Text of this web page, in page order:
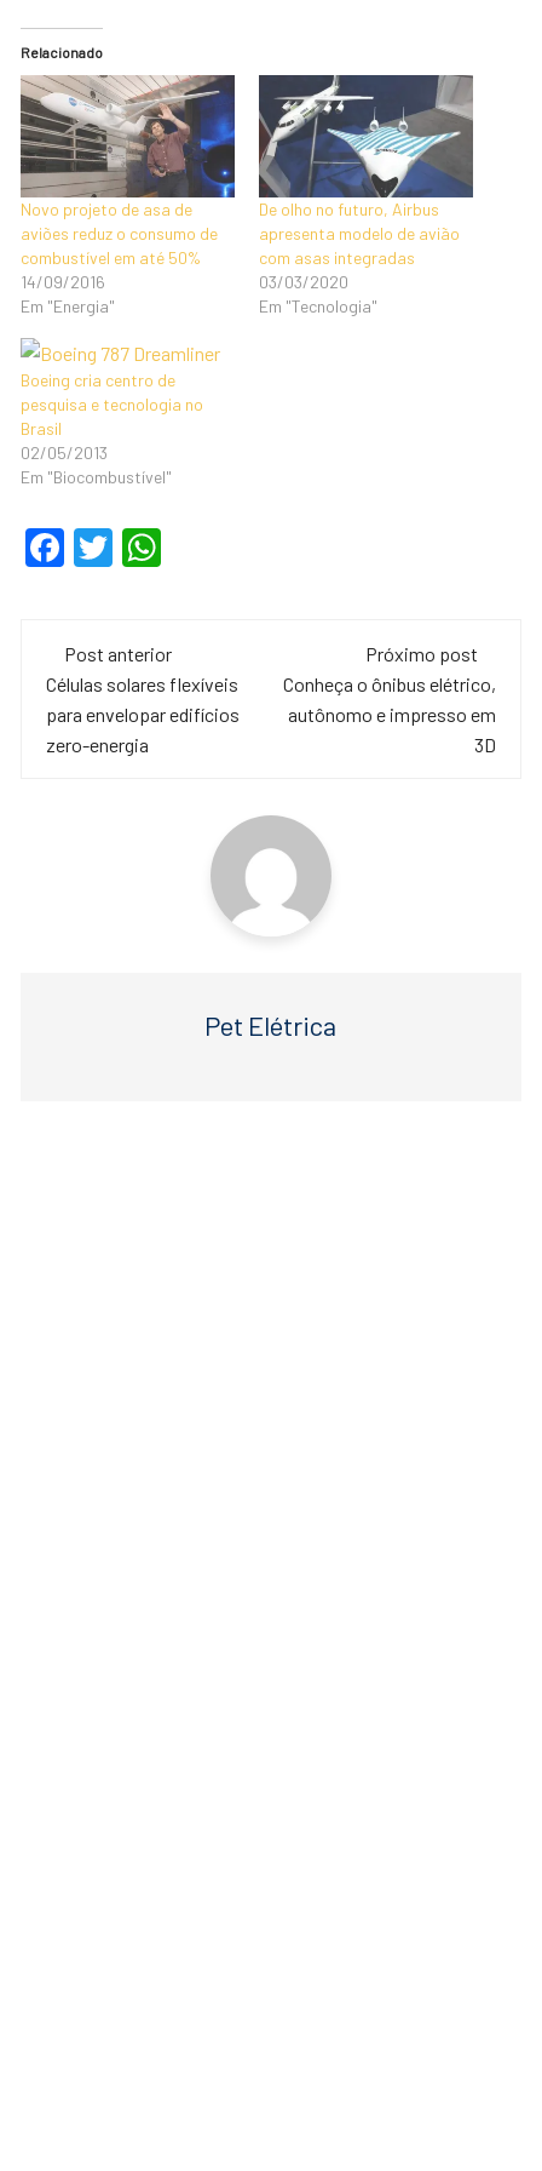
Relacionado
Novo projeto de asa de
aviões reduz o consumo de
combustível em até 50%
14/09/2016
Em "Energia"
De olho no futuro, Airbus
apresenta modelo de avião
com asas integradas
03/03/2020
Em "Tecnologia"
Boeing cria centro de
pesquisa e tecnologia no
Brasil
02/05/2013
Em "Biocombustível"
F
e
b
o
T
er s
A
Navegação
de
post
Post anterior
Células solares flexíveis
para envelopar edifícios
zero-energia
Próximo post
Conheça o ônibus elétrico,
autônomo e impresso em
3D
Pet Elétrica